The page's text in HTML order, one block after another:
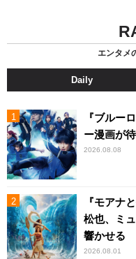
エンタメ
Daily
『ブルー
ー漫画が
2026.08.08
『モアナ
松也、ミ
響かせる
2026.08.01